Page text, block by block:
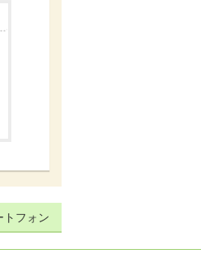
トフォン